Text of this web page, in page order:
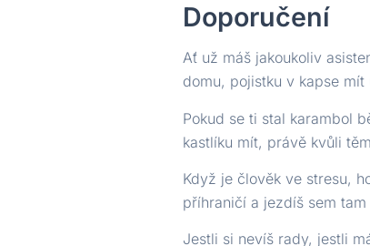
Doporučení
Ať už máš jakoukoliv
domu, pojistku v kapse mít
Pokud se ti stal karambol
kastlíku mít, právě kvůli
Když je člověk ve stresu,
příhraničí a jezdíš sem tam
Jestli si nevíš rady, jestli